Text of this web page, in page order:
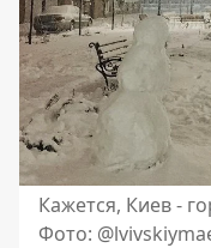
Кажется, Киев -
Фото: